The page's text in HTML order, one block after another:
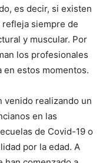
es decir, si existen
siempre de
y muscular. Por
los profesionales
en estos momentos.
venido realizando un
en las
de Covid-19 o
por la edad. A